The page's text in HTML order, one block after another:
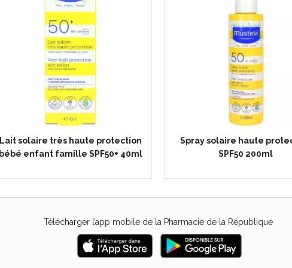
Lait solaire très haute protection
bébé enfant famille SPF50+ 40ml
Spray solaire haute
SPF50 200ml
Télécharger l’app mobile de la Pharmacie de la République